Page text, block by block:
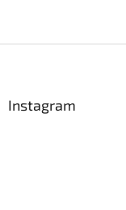
Instagram